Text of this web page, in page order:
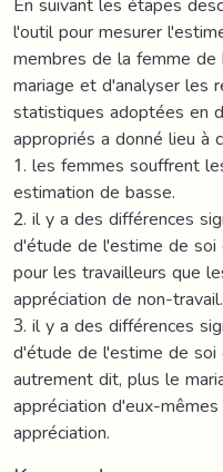
l'outil pour mesurer
membres de la femme
mariage et d'analyser les
statistiques adoptées en
appropriés a donné lieu à
1. les femmes souffrent
estimation de basse.
2. il y a des différences
d'étude de l'estime de
pour les travailleurs que
appréciation de non-travail.
3. il y a des différences
d'étude de l'estime de soi
autrement dit, plus le
appréciation d'eux-
appréciation.